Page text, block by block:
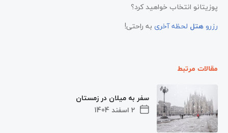
پوزیتانو انتخاب خواهید کرد؟
رزروهتل لحظه آخری به راحتی!
مقالات مرتبط
2 اسفند 1404
سفر به میلان در زمستان